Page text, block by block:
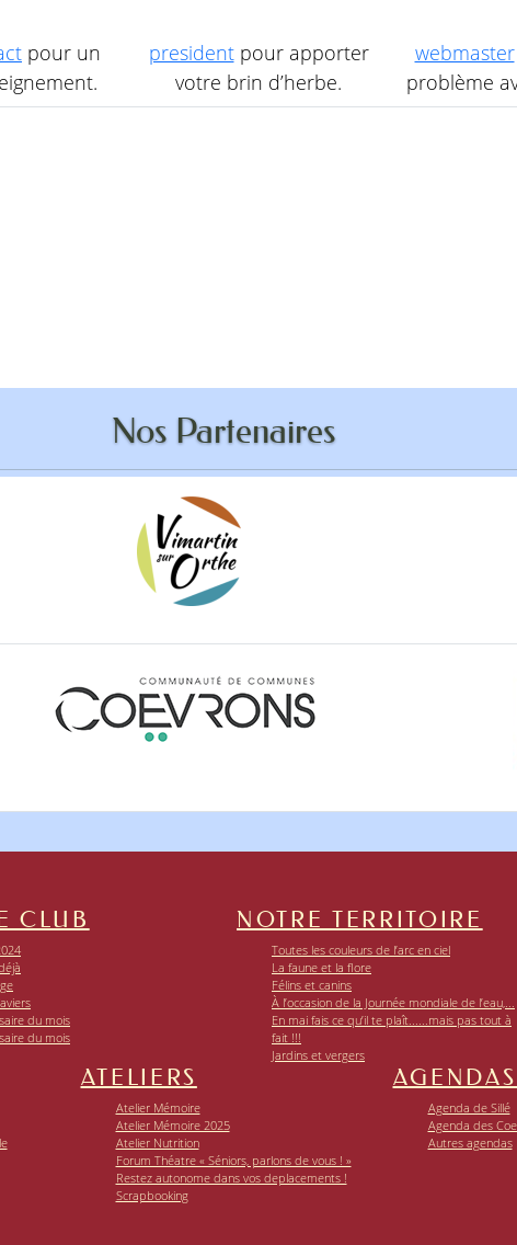
anti-robot
pour un
presidentpour apporter
votre brin d’herbe.
webmaster
problème
Nos Partenaires
CLUB
du mois
du mois
NOTRE TERRITOIRE
Toutes les couleurs de l’arc en ciel
La faune et la flore
Félins et canins
À l’occasion de la Journée mondiale de l’eau,...
En mai fais ce qu’il te plaît......mais pas tout à
fait !!!
Jardins et vergers
ATELIERS
Atelier Mémoire
Atelier Mémoire 2025
Atelier Nutrition
Forum Théatre « Séniors, parlons de vous ! »
Restez autonome dans vos deplacements !
Scrapbooking
Agenda de Sillé
Agenda des
Autres agendas